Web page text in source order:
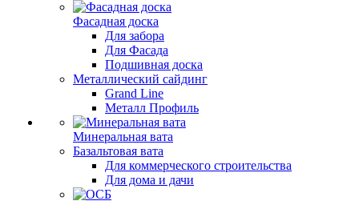
Фасадная доска
Для забора
Для Фасада
Подшивная доска
Металлический сайдинг
Grand Line
Металл Профиль
Минеральная вата
Базальтовая вата
Для коммерческого строительства
Для дома и дачи